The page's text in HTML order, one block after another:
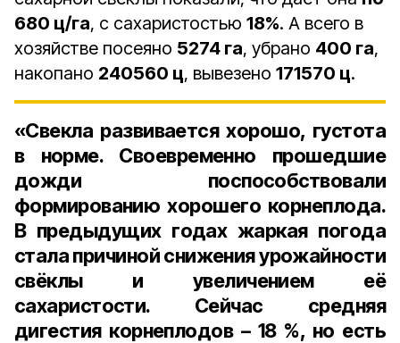
680 ц/га, с сахаристостью 18%. А всего в
хозяйстве посеяно 5274 га, убрано 400 га,
накопано 240560 ц, вывезено 171570 ц.
«Свекла развивается хорошо, густота
в норме. Своевременно прошедшие
дожди поспособствовали
формированию хорошего корнеплода.
В предыдущих годах жаркая погода
стала причиной снижения урожайности
свёклы и увеличением её
сахаристости. Сейчас средняя
дигестия корнеплодов – 18 %, но есть